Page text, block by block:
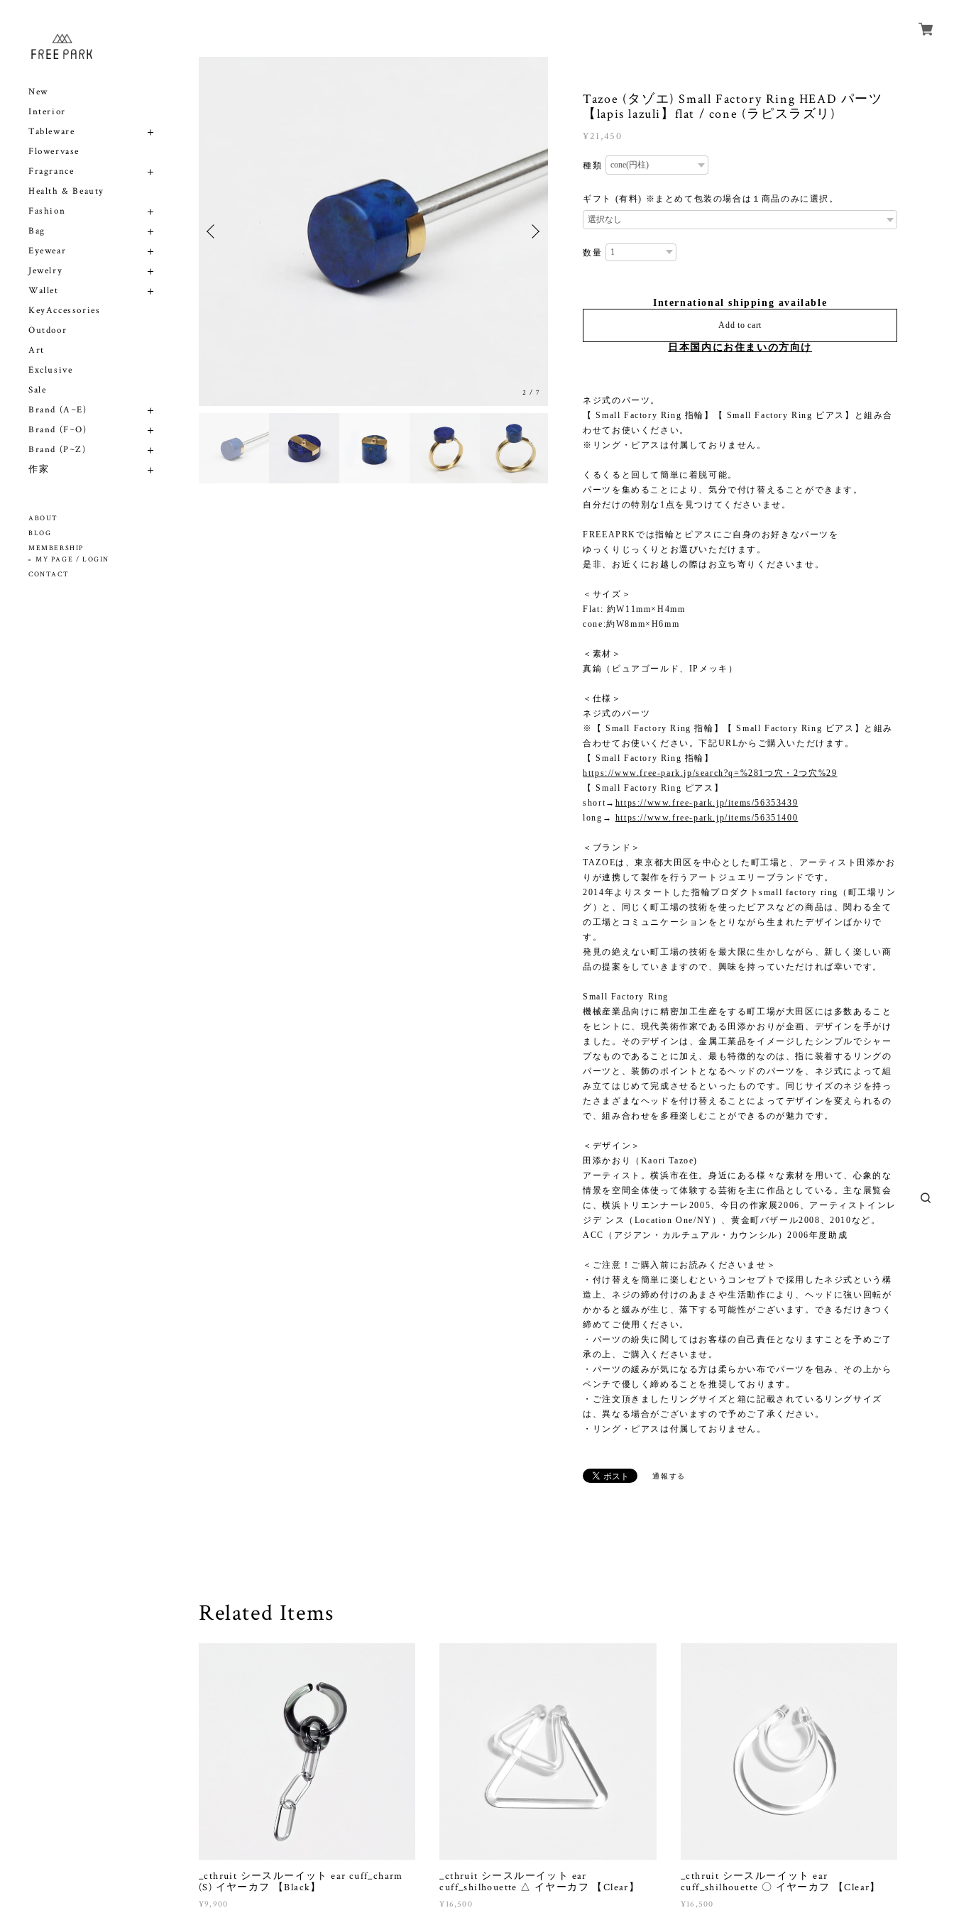
New
Interior
Tableware
Flowervase
Fragrance
Health & Beauty
Fashion
Bag
Eyewear
Jewelry
Wallet
KeyAccessories
Outdoor
Art
Exclusive
Sale
Brand (A~E)
Brand (F~O)
Brand (P~Z)
作家
ABOUT
BLOG
MEMBERSHIP
MY PAGE / LOGIN
CONTACT
3 /7
Tazoe (タゾエ) Small Factory Ring HEAD パーツ
【lapis lazuli】flat / cone (ラピスラズリ)
¥21,450
種類
ギフト (有料) ※まとめて包装の場合は１商品のみに選択。
数量
International shipping available
Add to cart
日本国内にお住まいの方向け
ネジ式のパーツ。
【 Small Factory Ring 指輪】【 Small Factory Ring ピアス】と組み合
わせてお使いください。
※リング・ピアスは付属しておりません。
くるくると回して簡単に着脱可能。
パーツを集めることにより、気分で付け替えることができます。
自分だけの特別な1点を見つけてくださいませ。
FREEAPRKでは指輪とピアスにご自身のお好きなパーツを
ゆっくりじっくりとお選びいただけます。
是非、お近くにお越しの際はお立ち寄りくださいませ。
＜サイズ＞
Flat: 約W11mm×H4mm
cone:約W8mm×H6mm
＜素材＞
真鍮（ピュアゴールド、IPメッキ）
＜仕様＞
ネジ式のパーツ
※【 Small Factory Ring 指輪】【 Small Factory Ring ピアス】と組み
合わせてお使いください。下記URLからご購入いただけます。
【 Small Factory Ring 指輪】
https://www.free-park.jp/search?q=%281つ穴・2つ穴%29
【 Small Factory Ring ピアス】
short→ https://www.free-park.jp/items/56353439
long→ https://www.free-park.jp/items/56351400
＜ブランド＞
TAZOEは、東京都大田区を中心とした町工場と、アーティスト田添かお
りが連携して製作を行うアートジュエリーブランドです。
2014年よりスタートした指輪プロダクトsmall factory ring（町工場リン
グ）と、同じく町工場の技術を使ったピアスなどの商品は、関わる全て
の工場とコミュニケーションをとりながら生まれたデザインばかりで
す。
発見の絶えない町工場の技術を最大限に生かしながら、新しく楽しい商
品の提案をしていきますので、興味を持っていただければ幸いです。
Small Factory Ring
機械産業品向けに精密加工生産をする町工場が大田区には多数あること
をヒントに、現代美術作家である田添かおりが企画、デザインを手がけ
ました。そのデザインは、金属工業品をイメージしたシンプルでシャー
プなものであることに加え、最も特徴的なのは、指に装着するリングの
パーツと、装飾のポイントとなるヘッドのパーツを、ネジ式によって組
み立てはじめて完成させるといったものです。同じサイズのネジを持っ
たさまざまなヘッドを付け替えることによってデザインを変えられるの
で、組み合わせを多種楽しむことができるのが魅力です。
＜デザイン＞
田添かおり（Kaori Tazoe)
アーティスト。横浜市在住。身近にある様々な素材を用いて、心象的な
情景を空間全体使って体験する芸術を主に作品としている。主な展覧会
に、横浜トリエンナーレ2005、今日の作家展2006、アーティストインレ
ジデ ンス（Location One/NY）、黄金町バザール2008、2010など。
ACC（アジアン・カルチュアル・カウンシル）2006年度助成
＜ご注意！ご購入前にお読みくださいませ＞
・付け替えを簡単に楽しむというコンセプトで採用したネジ式という構
造上、ネジの締め付けのあまさや生活動作により、ヘッドに強い回転が
かかると緩みが生じ、落下する可能性がございます。できるだけきつく
締めてご使用ください。
・パーツの紛失に関してはお客様の自己責任となりますことを予めご了
承の上、ご購入くださいませ。
・パーツの緩みが気になる方は柔らかい布でパーツを包み、その上から
ペンチで優しく締めることを推奨しております。
・ご注文頂きましたリングサイズと箱に記載されているリングサイズ
は、異なる場合がございますので予めご了承ください。
・リング・ピアスは付属しておりません。
通報する
Related Items
_cthruit シースルーイット ear cuff_charm
(S) イヤーカフ 【Black】
¥9,900
_cthruit シースルーイット ear
cuff_shilhouette △ イヤーカフ 【Clear】
¥16,500
_cthruit シースルーイット ear
cuff_shilhouette 〇 イヤーカフ 【Clear】
¥16,500